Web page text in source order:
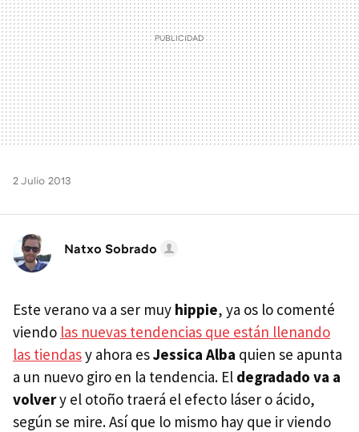
2 Julio 2013
Natxo Sobrado
Este verano va a ser muy hippie, ya os lo comenté
viendo las nuevas tendencias que están llenando
las tiendasy ahora esJessica Alba quien se apunta
a un nuevo giro en la tendencia. El degradado va a
volvery el otoño traerá el efecto láser o ácido,
según se mire. Así que lo mismo hay que ir viendo